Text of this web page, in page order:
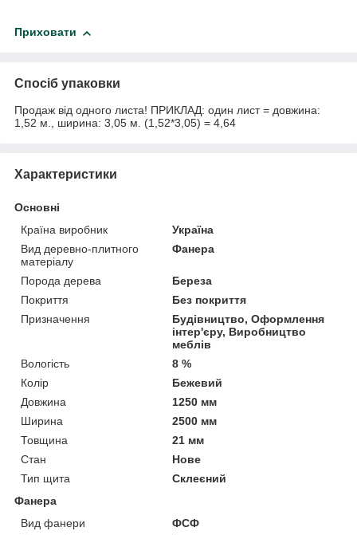
Приховати
Спосіб упаковки
Продаж від одного листа! ПРИКЛАД: один лист = довжина:
1,52 м., ширина: 3,05 м. (1,52*3,05) = 4,64
Характеристики
Основні
Країна виробник
Україна
Вид деревно-плитного
матеріалу
Фанера
Порода дерева
Береза
Покриття
Без покриття
Призначення
Будівництво, Оформлення
інтер'єру, Виробництво
меблів
Вологість
8 %
Колір
Бежевий
Довжина
1250 мм
Ширина
2500 мм
Товщина
21 мм
Стан
Нове
Тип щита
Склеєний
Фанера
Вид фанери
ФСФ